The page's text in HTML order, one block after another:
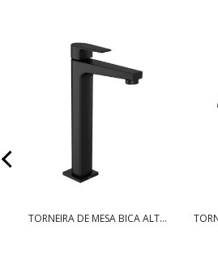
TORNEIRA DE MESA BICA ALTA